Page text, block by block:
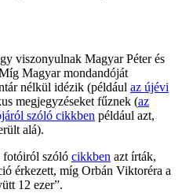
viszonyulnak Magyar Péter és
Magyar mondandóját
nélkül idézik (például az újévi
megjegyzéseket fűznek (az
szóló cikkben például azt,
alá).
fotóiról szóló cikkben azt írták,
érkezett, míg Orbán Viktoréra a
12 ezer”.